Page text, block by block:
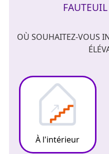
OÙ SOUHAITEZ-VOUS
À l'intérieur